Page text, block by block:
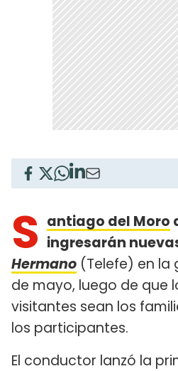
S antiago del Moro
ingresarán
Hermano (Telefe) en la
de mayo, luego de que
visitantes sean los
los participantes.
El conductor lanzó la